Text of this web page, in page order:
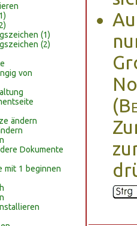
(1)
(2)
von
ändern
Dokumente
mit 1 beginnen
(